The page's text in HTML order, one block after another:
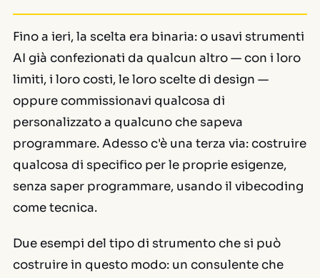
Fino a ieri, la scelta era binaria: o usavi strumenti
AI già confezionati da qualcun altro — con i loro
limiti, i loro costi, le loro scelte di design —
oppure commissionavi qualcosa di
personalizzato a qualcuno che sapeva
programmare. Adesso c'è una terza via: costruire
qualcosa di specifico per le proprie esigenze,
senza saper programmare, usando il vibecoding
come tecnica.
Due esempi del tipo di strumento che si può
costruire in questo modo: un consulente che